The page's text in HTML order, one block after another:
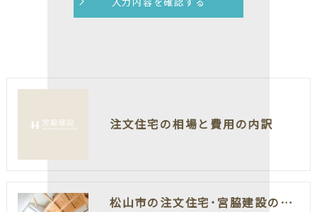
注文住宅の相場と費用の内訳
松山市の注文住宅･宮脇建設のお客様の声